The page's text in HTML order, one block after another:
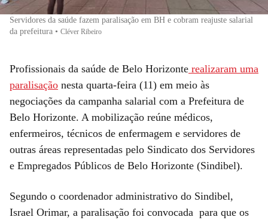
Servidores da saúde fazem paralisação em BH e cobram reajuste salarial
da prefeitura • Cléver Ribeiro
Profissionais da saúde de Belo Horizonte realizaram uma
paralisação nesta quarta-feira (11) em meio às
negociações da campanha salarial com a Prefeitura de
Belo Horizonte. A mobilização reúne médicos,
enfermeiros, técnicos de enfermagem e servidores de
outras áreas representadas pelo Sindicato dos Servidores
e Empregados Públicos de Belo Horizonte (Sindibel).
Segundo o coordenador administrativo do Sindibel,
Israel Orimar, a paralisação foi convocada para que os